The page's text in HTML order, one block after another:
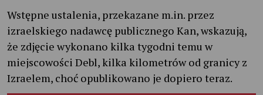
Wstępne ustalenia, przekazane m.in. przez
izraelskiego nadawcę publicznego Kan, wskazują,
że zdjęcie wykonano kilka tygodni temu w
miejscowości Debl, kilka kilometrów od granicy z
Izraelem, choć opublikowano je dopiero teraz.